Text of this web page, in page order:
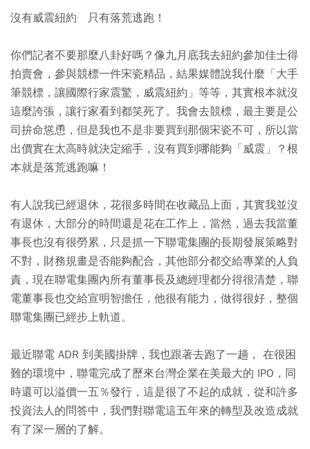
沒有威震紐約 只有落荒逃跑！
你們記者不要那麼八卦好嗎？像九月底我去紐約參加佳士得
拍賣會，參與競標一件宋瓷精品，結果媒體說我什麼「大手
筆競標，讓國際行家震驚，威震紐約」等等，其實根本就沒
這麼誇張，讓行家看到都笑死了。我會去競標，最主要是公
司拚命慫恿，但是我也不是非要買到那個宋瓷不可，所以當
出價實在太高時就決定縮手，沒有買到哪能夠「威震」？根
本就是落荒逃跑嘛！
有人說我已經退休，花很多時間在收藏品上面，其實我並沒
有退休，大部分的時間還是花在工作上，當然，過去我當董
事長也沒有很勞累，只是抓一下聯電集團的長期發展策略對
不對，財務規畫是否能夠配合，其他部分都交給專業的人負
責，現在聯電集團內所有董事長及總經理都分得很清楚，聯
電董事長也交給宣明智擔任，他很有能力，做得很好，整個
聯電集團已經步上軌道。
最近聯電 ADR 到美國掛牌，我也跟著去跑了一趟， 在很困
難的環境中，聯電完成了歷來台灣企業在美最大的 IPO，同
時還可以溢價一五％發行，這是很了不起的成就，從和許多
投資法人的問答中，我們對聯電這五年來的轉型及改造成就
有了深一層的了解。